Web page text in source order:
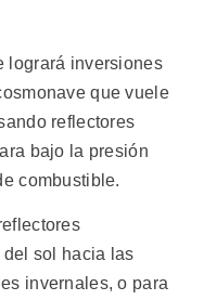
logrará inversiones
que vuele
reflectores
bajo la presión
combustible.
sol hacia las
invernales, o para